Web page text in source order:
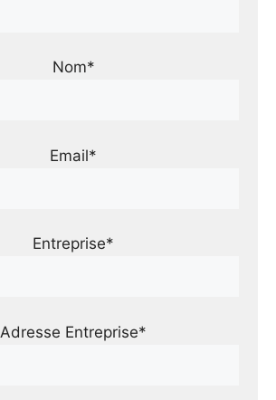
Nom*
Email*
Entreprise*
Adresse Entreprise*